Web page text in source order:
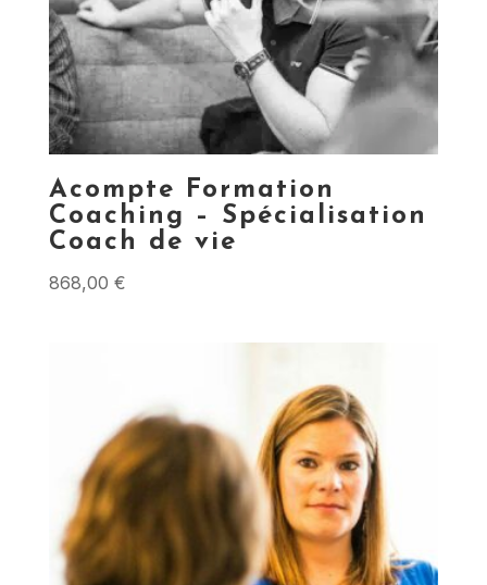
Acompte Formation
Coaching – Spécialisation
Coach de vie
868,00 €